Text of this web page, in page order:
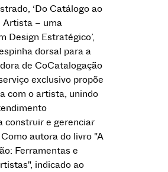
‘Do Catálogo ao
Artista – uma
Design Estratégico’,
dorsal para a
de CoCatalogação
exclusivo propõe
com o artista, unindo
construir e gerenciar
autora do livro "A
Ferramentas e
indicado ao